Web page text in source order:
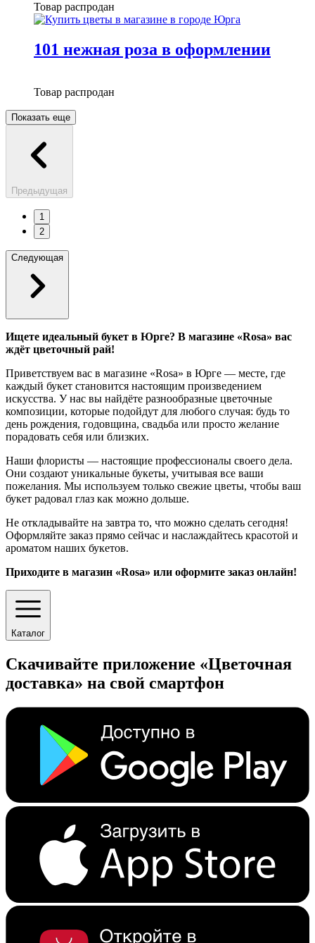
Товар распродан
101 нежная роза в оформлении
Товар распродан
Показать еще
Предыдущая
1
2
Следующая
Ищете идеальный букет в Юрге? В магазине «Rosa» вас
ждёт цветочный рай!
Приветствуем вас в магазине «Rosa» в Юрге — месте, где
каждый букет становится настоящим произведением
искусства. У нас вы найдёте разнообразные цветочные
композиции, которые подойдут для любого случая: будь то
день рождения, годовщина, свадьба или просто желание
порадовать себя или близких.
Наши флористы — настоящие профессионалы своего дела.
Они создают уникальные букеты, учитывая все ваши
пожелания. Мы используем только свежие цветы, чтобы ваш
букет радовал глаз как можно дольше.
Не откладывайте на завтра то, что можно сделать сегодня!
Оформляйте заказ прямо сейчас и наслаждайтесь красотой и
ароматом наших букетов.
Приходите в магазин «Rosa» или оформите заказ онлайн!
Каталог
Скачивайте приложение «Цветочная
доставка» на свой смартфон